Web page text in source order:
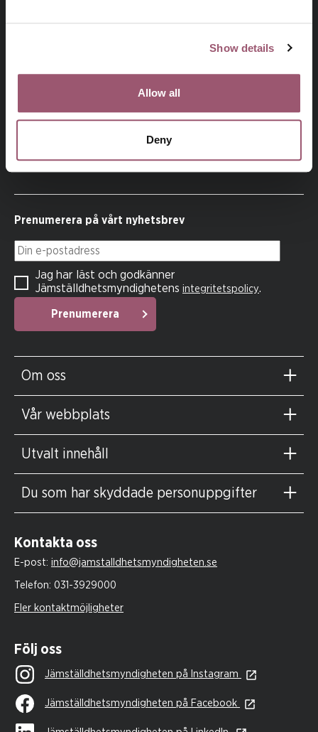
Show details
Allow all
Deny
På uppdrag av regeringen arbetar
och pojkar ska ha samma makt att forma samhället och sina
egna liv.
Prenumerera på vårt nyhetsbrev
Din e-postadress
Prenumerera
Jag har läst och godkänner
Jämställdhetsmyndighetens integritetspolicy.
Om oss
Vår webbplats
Utvalt innehåll
Du som har skyddade personuppgifter
Kontakta oss
E-post: info@jamstalldhetsmyndigheten.se
Telefon: 031-3929000
Fler kontaktmöjligheter
Följ oss
Jämställdhetsmyndigheten på Instagram
Jämställdhetsmyndigheten på Facebook